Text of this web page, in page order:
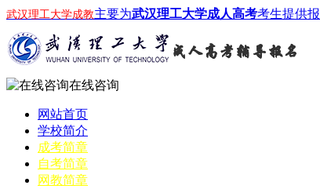
武汉理工大学成教主要为武汉理工大学成人高考考生提供
在线咨询
网站首页
学校简介
成考简章
自考简章
网教简章